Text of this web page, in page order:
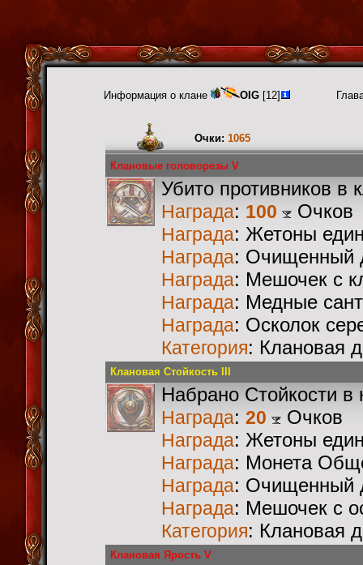
Информация о клане OIG [12]
Очки: 1065
Клановые головорезы V
Убито противников в
Награда: 100 Очков
Награда: Жетоны
Награда: Очищенный
Награда: Мешочек с
Награда: Медные
Награда: Осколок
Категория: Клановая
Клановая Стойкость III
Набрано Стойкости в
Награда: 20 Очков
Награда: Жетоны
Награда: Монета
Награда: Очищенный
Награда: Мешочек с
Категория: Клановая
Клановая Ярость V